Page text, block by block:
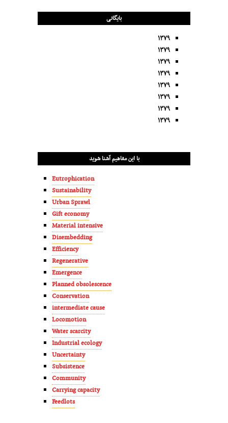
بایگانی
۱۳۷۹
۱۳۷۹
۱۳۷۹
۱۳۷۹
۱۳۷۹
۱۳۷۹
۱۳۷۹
۱۳۷۹
با این مفاهیم آشنا شوید
Eutrophication
Sustainability
Urban Sprawl
Gift economy
Material intensive
Disembedding
Efficiency
Regenerative
Emergence
Planned obsolescence
Conservation
intermediate cause
Locomotion
Water scarcity
Industrial ecology
Uncertainty
Subsistence
Community
Carrying capacity
Feedlots